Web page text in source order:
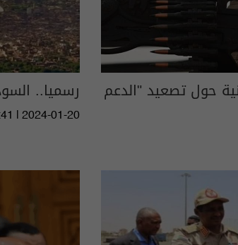
حول تصعيد "الدعم رسميا..
| 2024-01-20